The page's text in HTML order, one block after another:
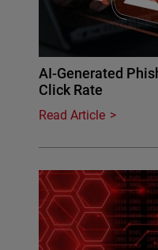
AI-Generated
Click Rate
Read Article